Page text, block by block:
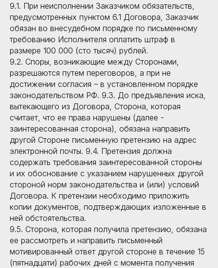
9.1. При неисполнении Заказчиком обязательств,
предусмотренных пунктом 6.1 Договора, Заказчик
обязан во внесудебном порядке по письменному
требованию Исполнителя оплатить штраф в
размере 100 000 (сто тысяч) рублей.
9.2. Споры, возникающие между Сторонами,
разрешаются путем переговоров, а при не
достижении согласия – в установленном порядке
законодательством РФ. 9.3. До предъявления иска,
вытекающего из Договора, Сторона, которая
считает, что ее права нарушены (далее -
заинтересованная сторона), обязана направить
другой Стороне письменную претензию на адрес
электронной почты. 9.4. Претензия должна
содержать требования заинтересованной стороны
и их обоснование с указанием нарушенных другой
стороной норм законодательства и (или) условий
Договора. К претензии необходимо приложить
копии документов, подтверждающих изложенные в
ней обстоятельства.
9.5. Сторона, которая получила претензию, обязана
ее рассмотреть и направить письменный
мотивированный ответ другой стороне в течение 15
(пятнадцати) рабочих дней с момента получения